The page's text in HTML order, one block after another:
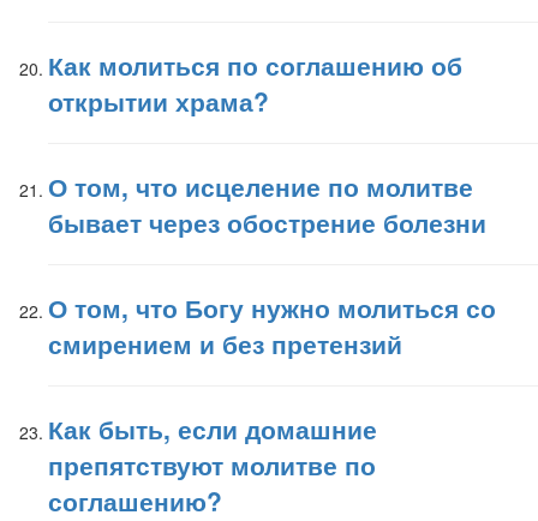
Как молиться по соглашению об
открытии храма?
О том, что исцеление по молитве
бывает через обострение болезни
О том, что Богу нужно молиться со
смирением и без претензий
Как быть, если домашние
препятствуют молитве по
соглашению?